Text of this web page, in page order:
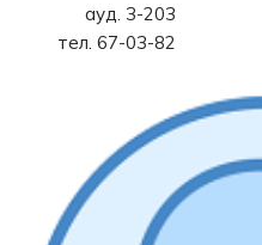
ауд. 3-203
тел. 67-03-82